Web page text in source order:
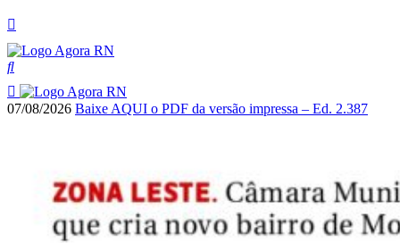
07/08/2026 Baixe AQUI o PDF da versão impressa – Ed. 2.387